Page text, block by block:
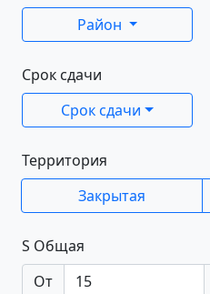
Район
Срок сдачи
Срок сдачи
Территория
Закрытая
S Общая
От